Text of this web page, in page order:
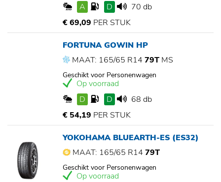
A
D
70 db
€ 69,09 PER STUK
FORTUNA GOWIN HP
MAAT: 165/65 R14 79T MS
Geschikt voor Personenwagen
Op voorraad
D
D
68 db
€ 54,19 PER STUK
YOKOHAMA BLUEARTH-ES (ES32)
MAAT: 165/65 R14 79T
Geschikt voor Personenwagen
Op voorraad